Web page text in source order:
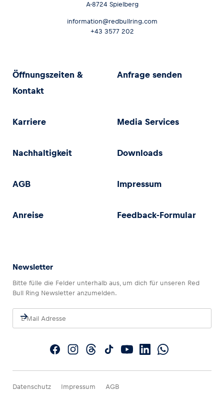
A-8724 Spielberg
information@redbullring.com
+43 3577 202
Öffnungszeiten &
Kontakt
Anfrage senden
Karriere Media Services
Nachhaltigkeit Downloads
AGB Impressum
Anreise Feedback-Formular
Newsletter
Bitte fülle die Felder unterhalb aus, um dich für unseren Red
Bull Ring Newsletter anzumelden.
Datenschutz Impressum AGB